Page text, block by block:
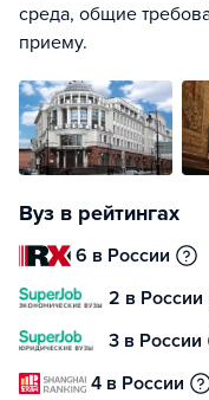
среда, общие
приему.
Вуз в рейтингах
6 в России
2 в России
3 в России
4 в России